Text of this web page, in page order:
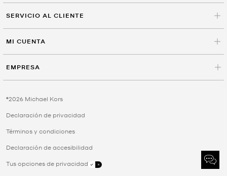
SERVICIO AL CLIENTE
MI CUENTA
EMPRESA
©2026 Michael Kors
Declaración de privacidad
Términos y condiciones
Declaración de accesibilidad
Tus opciones de privacidad